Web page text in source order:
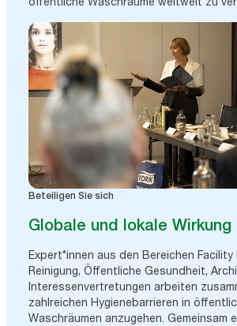
Beteiligen Sie sich
Globale und lokale Wirkung
Expert*innen aus den Bereichen Facility
Reinigung, Öffentliche Gesundheit,
Interessenvertretungen arbeiten
zahlreichen Hygienebarrieren in
Waschräumen anzugehen. Gemeinsam